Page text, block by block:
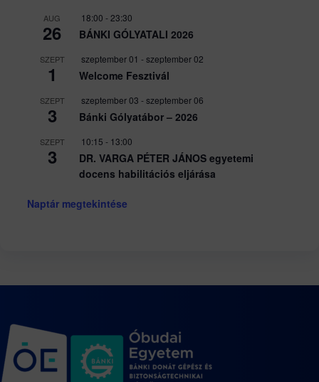
AUG
26
18:00 - 23:30
BÁNKI GÓLYATALI 2026
SZEPT
1
szeptember 01 -szeptember 02
Welcome Fesztivál
SZEPT
3
szeptember 03 -szeptember 06
Bánki Gólyatábor – 2026
SZEPT
3
10:15 - 13:00
DR. VARGA PÉTER JÁNOS egyetemi
docens habilitációs eljárása
Naptár megtekintése